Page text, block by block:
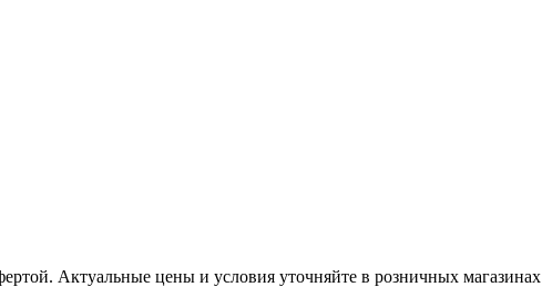
Актуальные цены и условия уточняйте в розничных магазинах